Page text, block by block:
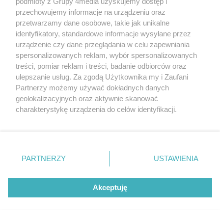
Warsztaty karmienia piersią w
Radomskim Szpitalu
przechowujemy informacje na urządzeniu oraz
przetwarzamy dane osobowe, takie jak unikalne
identyfikatory, standardowe informacje wysyłane przez
urządzenie czy dane przeglądania w celu zapewniania
spersonalizowanych reklam, wybór spersonalizowanych
treści, pomiar reklam i treści, badanie odbiorców oraz
ulepszanie usług. Za zgodą Użytkownika my i Zaufani
Partnerzy możemy używać dokładnych danych
geolokalizacyjnych oraz aktywnie skanować
charakterystykę urządzenia do celów identyfikacji.
zmienić/wycofać klikając przycisk ustawień prywatności
znajdujący się w lewym dolnym rogu strony
. Niektóre
użytkownika, ale masz prawo sprzeciwić się takiemu
przetwarzaniu. Preferencje będą miały zastosowania tylko
PARTNERZY USTAWIENIA
Akceptuję